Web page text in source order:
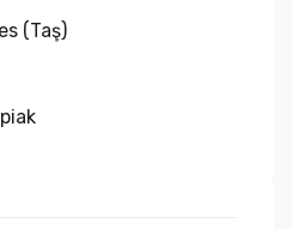
(Taş)